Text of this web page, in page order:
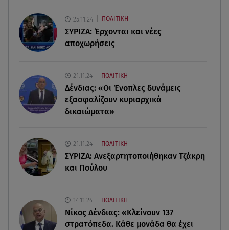
που βρέθηκε σε σπηλιά
08.08.26 , 14:50
Κατερίνα Καινούργιου: Η Πάρος και το cool
08.08.26 , 14:25
Καιρός: Σε πορτοκαλί συναγερμό η χώρα για
φωτιές τα επόμενα 24ωρα
Summer fling: Γιατί να πεις ναι σε έναν
καλοκαιρινό έρωτα
25.11.24 ΠΟΛΙΤΙΚΗ
ΣΥΡΙΖΑ: Έρχονται και νέες
αποχωρήσεις
21.11.24 ΠΟΛΙΤΙΚΗ
Δένδιας: «Οι Ένοπλες δυνάμεις
εξασφαλίζουν κυριαρχικά
δικαιώματα»
21.11.24 ΠΟΛΙΤΙΚΗ
ΣΥΡΙΖΑ: Ανεξαρτητοποιήθηκαν Τζάκρη
και Πούλου
14.11.24 ΠΟΛΙΤΙΚΗ
Νίκος Δένδιας: «Κλείνουν 137
στρατόπεδα. Kάθε μονάδα θα έχει